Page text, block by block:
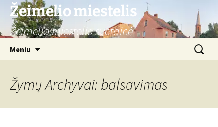
Žeimelio miestelis
Žeimelio miestelio svetainė
Meniu Ieškoti:
Žymų Archyvai: balsavimas